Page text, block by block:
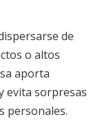
de
o altos
aporta
evita sorpresas
personales.